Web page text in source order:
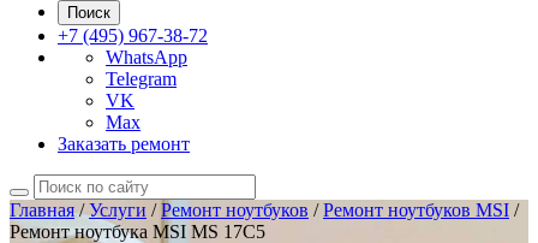
Поиск
+7 (495) 967-38-72
WhatsApp
Telegram
VK
Max
Заказать ремонт
Главная/Услуги /Ремонт ноутбуков /Ремонт ноутбуков MSI /
Ремонт ноутбука MSI MS 17C5